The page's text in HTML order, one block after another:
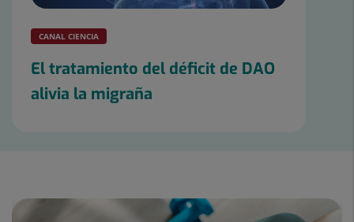
CANAL CIENCIA
El tratamiento del déficit de DAO
alivia la migraña